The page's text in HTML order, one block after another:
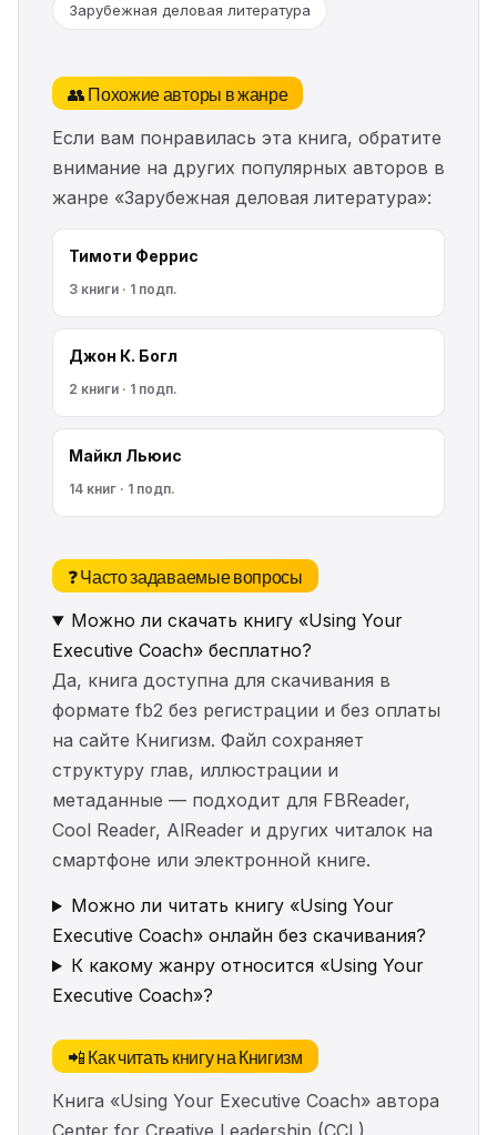
Зарубежная деловая литература
👥 Похожие авторы в жанре
Если вам понравилась эта книга, обратите
внимание на других популярных авторов в
жанре «Зарубежная деловая литература»:
Тимоти Феррис
3 книги · 1 подп.
Джон К. Богл
2 книги · 1 подп.
Майкл Льюис
14 книг · 1 подп.
❓ Часто задаваемые вопросы
Можно ли скачать книгу «Using Your
Executive Coach» бесплатно?
Да, книга доступна для скачивания в
формате fb2 без регистрации и без оплаты
на сайте Книгизм. Файл сохраняет
структуру глав, иллюстрации и
метаданные — подходит для FBReader,
Cool Reader, AlReader и других читалок на
смартфоне или электронной книге.
Можно ли читать книгу «Using Your
Executive Coach» онлайн без скачивания?
К какому жанру относится «Using Your
Executive Coach»?
📲 Как читать книгу на Книгизм
Книга «Using Your Executive Coach» автора